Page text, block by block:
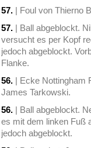
57. | Foul von Thierno
57. | Ball abgeblockt.
versucht es per Kopf
jedoch abgeblockt.
Flanke.
56. | Ecke Nottingham
James Tarkowski.
56. | Ball abgeblockt.
es mit dem linken Fuß
jedoch abgeblockt.